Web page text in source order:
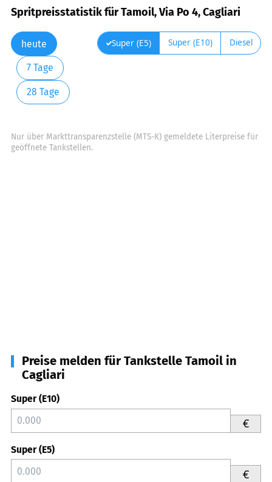
Spritpreisstatistik für Tamoil, Via Po 4, Cagliari
heute
7 Tage
28 Tage
Super (E5) Super (E10) Diesel
Nur über Markttransparenzstelle (MTS-K) gemeldete Literpreise für
geöffnete Tankstellen.
Preise melden für Tankstelle Tamoil in
Cagliari
Super (E10)
€
Super (E5)
€